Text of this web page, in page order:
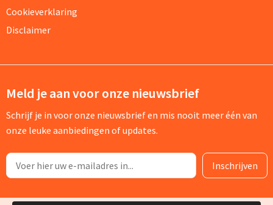
Cookieverklaring
Disclaimer
Meld je aan voor onze nieuwsbrief
Schrijf je in voor onze nieuwsbrief en mis nooit meer één van
onze leuke aanbiedingen of updates.